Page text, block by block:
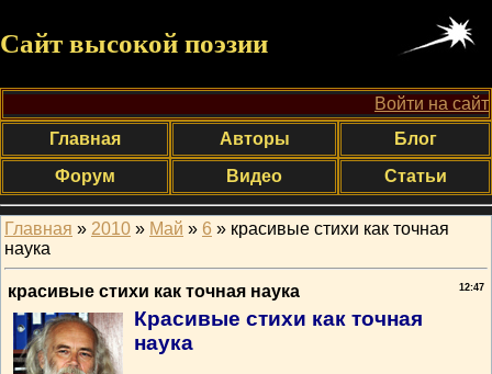
Сайт высокой поэзии
Войти на сайт
Главная
Авторы
Блог
Форум
Видео Статьи
Главная » 2010 » Май » 6 » красивые стихи как точная
наука
12:47
красивые стихи как точная наука
Красивые стихи как точная
наука